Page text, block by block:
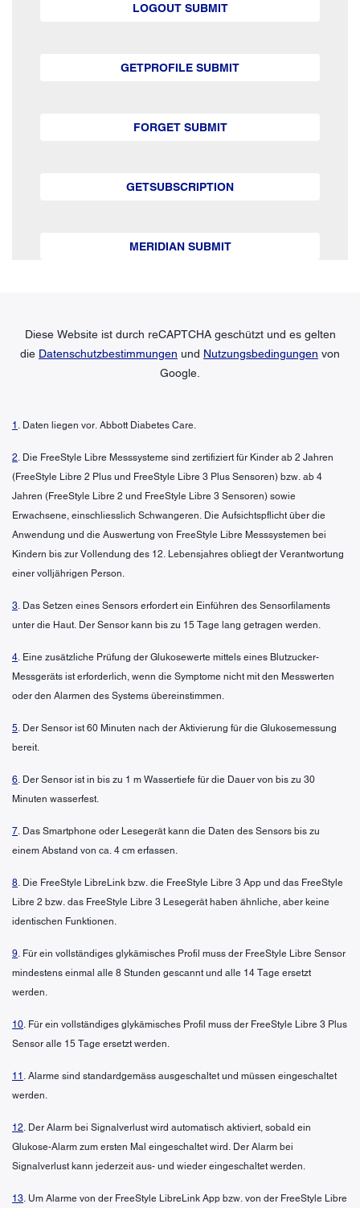
LOGOUT SUBMIT
GETPROFILE SUBMIT
FORGET SUBMIT
GETSUBSCRIPTION
MERIDIAN SUBMIT
Diese Website ist durch reCAPTCHA geschützt und es gelten
die Datenschutzbestimmungen und Nutzungsbedingungen von
Google.
1 . Daten liegen vor. Abbott Diabetes Care.
2. Die FreeStyle Libre Messsysteme sind zertifiziert für Kinder ab 2 Jahren
(FreeStyle Libre 2 Plus und FreeStyle Libre 3 Plus Sensoren) bzw. ab 4
Jahren (FreeStyle Libre 2 und FreeStyle Libre 3 Sensoren) sowie
Erwachsene, einschliesslich Schwangeren. Die Aufsichtspflicht über die
Anwendung und die Auswertung von FreeStyle Libre Messsystemen bei
Kindern bis zur Vollendung des 12. Lebensjahres obliegt der Verantwortung
einer volljährigen Person.
3. Das Setzen eines Sensors erfordert ein Einführen des Sensorfilaments
unter die Haut. Der Sensor kann bis zu 15 Tage lang getragen werden.
4. Eine zusätzliche Prüfung der Glukosewerte mittels eines Blutzucker-
Messgeräts ist erforderlich, wenn die Symptome nicht mit den Messwerten
oder den Alarmen des Systems übereinstimmen.
5. Der Sensor ist 60 Minuten nach der Aktivierung für die Glukosemessung
bereit.
6. Der Sensor ist in bis zu 1 m Wassertiefe für die Dauer von bis zu 30
Minuten wasserfest.
7. Das Smartphone oder Lesegerät kann die Daten des Sensors bis zu
einem Abstand von ca. 4 cm erfassen.
8. Die FreeStyle LibreLink bzw. die FreeStyle Libre 3 App und das FreeStyle
Libre 2 bzw. das FreeStyle Libre 3 Lesegerät haben ähnliche, aber keine
identischen Funktionen.
9. Für ein vollständiges glykämisches Profil muss der FreeStyle Libre Sensor
mindestens einmal alle 8 Stunden gescannt und alle 14 Tage ersetzt
werden.
10. Für ein vollständiges glykämisches Profil muss der FreeStyle Libre 3 Plus
Sensor alle 15 Tage ersetzt werden.
11 . Alarme sind standardgemäss ausgeschaltet und müssen eingeschaltet
werden.
12. Der Alarm bei Signalverlust wird automatisch aktiviert, sobald ein
Glukose-Alarm zum ersten Mal eingeschaltet wird. Der Alarm bei
Signalverlust kann jederzeit aus- und wieder eingeschaltet werden.
13. Um Alarme von der FreeStyle LibreLink App bzw. von der FreeStyle Libre